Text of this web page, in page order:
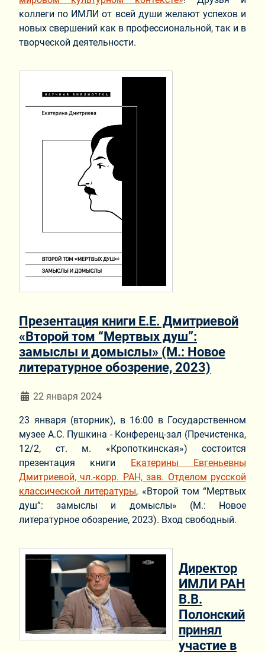
коллеги по ИМЛИ от всей души желают успехов и
новых свершений как в профессиональной, так и в
творческой деятельности.
Презентация книги Е.Е. Дмитриевой
«Второй том “Мертвых душ”:
замыслы и домыслы» (М.: Новое
литературное обозрение, 2023)
Информация о материале
22 января 2024
23 января (вторник), в 16:00 в Государственном
музее А.С. Пушкина - Конференц-зал (Пречистенка,
12/2, ст. м. «Кропоткинская») состоится
презентация книги
Екатерины Евгеньевны
Дмитриевой, чл.-корр. РАН, зав. Отделом русской
классической литературы, «Второй том “Мертвых
душ”: замыслы и домыслы» (М.: Новое
литературное обозрение, 2023). Вход свободный.
Директор
ИМЛИ РАН
В.В.
Полонский
принял
участие в